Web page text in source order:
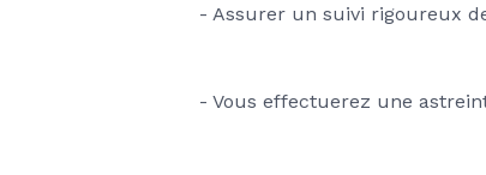
- Assurer un suivi rigoureux
- Vous effectuerez une